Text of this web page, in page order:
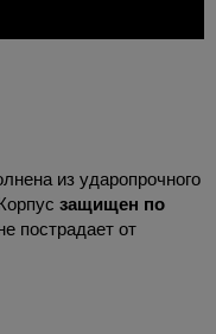
из ударопрочного
защищен по
пострадает от